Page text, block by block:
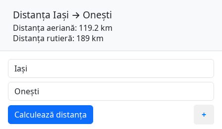
Distanța Iași → Onești
Distanța aeriană: 119.2 km
Distanța rutieră: 189 km
Calculează distanța +